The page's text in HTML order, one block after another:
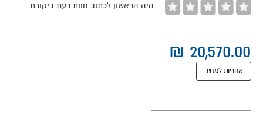
היה הראשון לכתוב חוות דעת ביקורת
אחריות למחיר